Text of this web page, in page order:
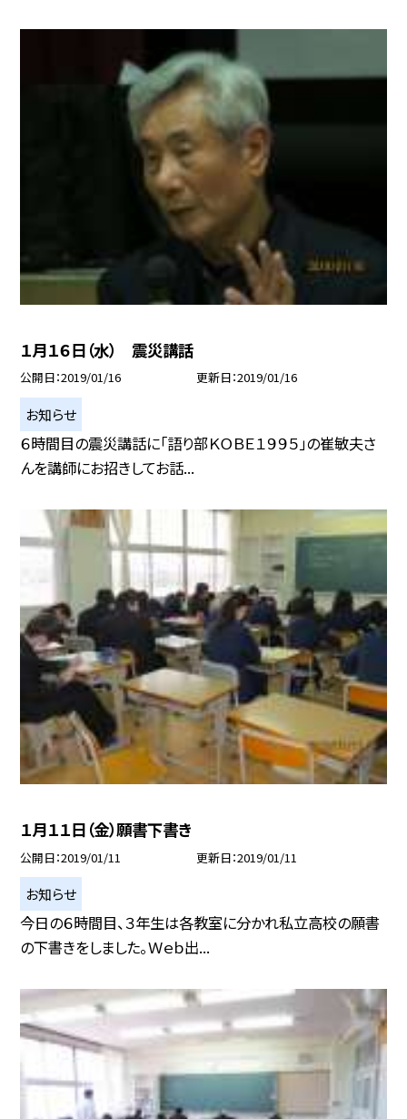
１月１６日（水） 震災講話
公開日 2019/01/16 更新日 2019/01/16
お知らせ
６時間目の震災講話に「語り部ＫＯＢＥ１９９５」の崔敏夫さ
んを講師にお招きしてお話...
１月１１日（金）願書下書き
公開日 2019/01/11 更新日 2019/01/11
お知らせ
今日の６時間目、３年生は各教室に分かれ私立高校の願書
の下書きをしました。Ｗｅｂ出...